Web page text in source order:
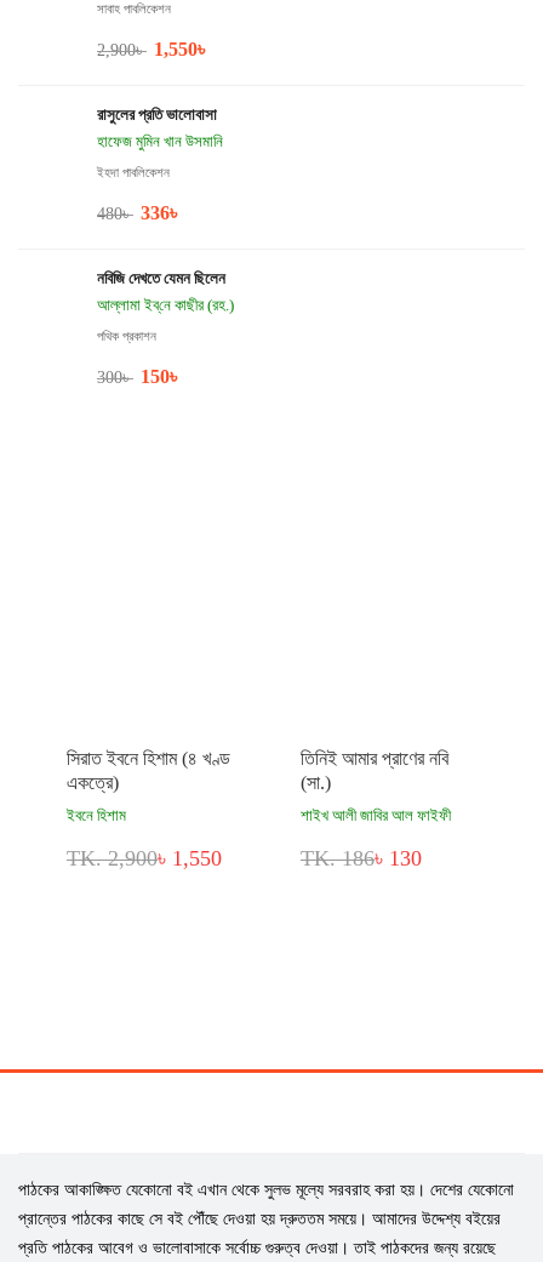
সাবাহ পাবলিকেশন
2,900৳ 1,550৳
রাসুলের প্রতি ভালোবাসা
হাফেজ মুমিন খান উসমানি
ইহদা পাবলিকেশন
480৳ 336৳
নবিজি দেখতে যেমন ছিলেন
আল্লামা ইব্‌নে কাছীর (রহ.)
পথিক প্রকাশন
300৳ 150৳
সিরাত ইবনে হিশাম (৪ খণ্ড
একত্রে)
ইবনে হিশাম
TK. 2,900৳ 1,550
তিনিই আমার প্রাণের নবি
(সা.)
শাইখ আলী জাবির আল ফাইফী
TK. 186৳ 130
পাঠকের আকাঙ্ক্ষিত যেকোনো বই এখান থেকে সুলভ মূল্যে সরবরাহ করা হয়। দেশের যেকোনো
প্রান্তের পাঠকের কাছে সে বই পৌঁছে দেওয়া হয় দ্রুততম সময়ে। আমাদের উদ্দেশ্য বইয়ের
প্রতি পাঠকের আবেগ ও ভালোবাসাকে সর্বোচ্চ গুরুত্ব দেওয়া। তাই পাঠকদের জন্য রয়েছে